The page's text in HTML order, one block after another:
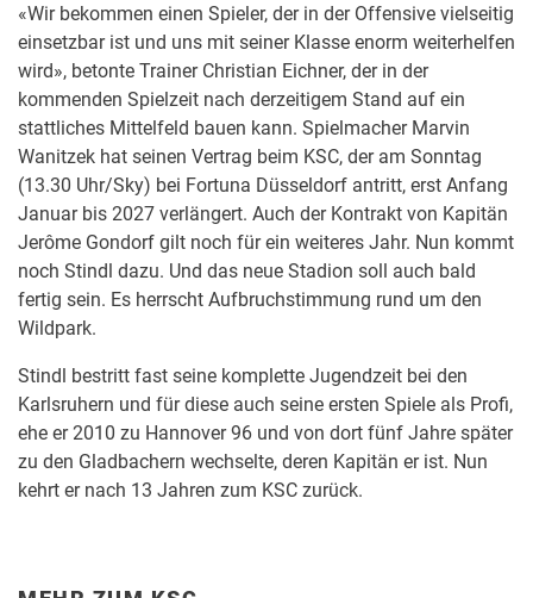
«Wir bekommen einen Spieler, der in der Offensive vielseitig
einsetzbar ist und uns mit seiner Klasse enorm weiterhelfen
wird», betonte Trainer Christian Eichner, der in der
kommenden Spielzeit nach derzeitigem Stand auf ein
stattliches Mittelfeld bauen kann. Spielmacher Marvin
Wanitzek hat seinen Vertrag beim KSC, der am Sonntag
(13.30 Uhr/Sky) bei Fortuna Düsseldorf antritt, erst Anfang
Januar bis 2027 verlängert. Auch der Kontrakt von Kapitän
Jerôme Gondorf gilt noch für ein weiteres Jahr. Nun kommt
noch Stindl dazu. Und das neue Stadion soll auch bald
fertig sein. Es herrscht Aufbruchstimmung rund um den
Wildpark.
Stindl bestritt fast seine komplette Jugendzeit bei den
Karlsruhern und für diese auch seine ersten Spiele als Profi,
ehe er 2010 zu Hannover 96 und von dort fünf Jahre später
zu den Gladbachern wechselte, deren Kapitän er ist. Nun
kehrt er nach 13 Jahren zum KSC zurück.